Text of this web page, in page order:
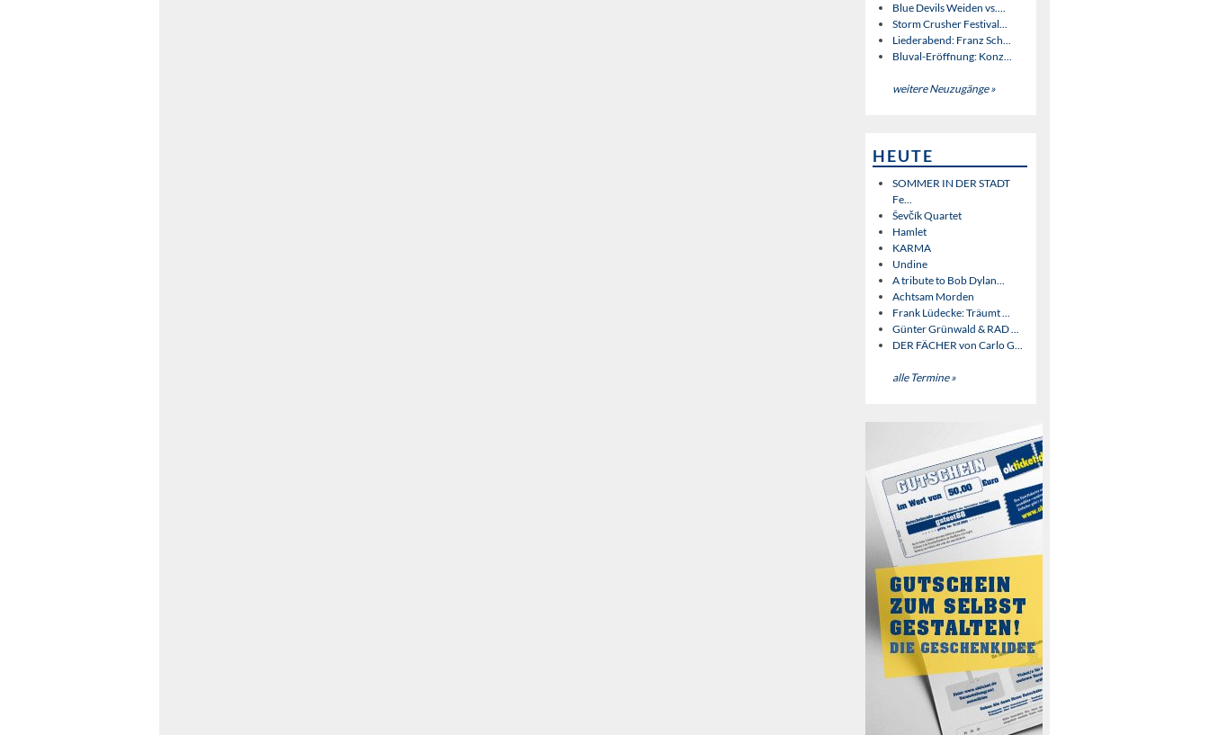
Blue Devils Weiden vs....
Storm Crusher Festival...
Liederabend: Franz Sch...
Bluval-Eröffnung: Konz...
weitere Neuzugänge »
HEUTE
SOMMER IN DER STADT
Fe...
Ševčík Quartet
Hamlet
KARMA
Undine
A tribute to Bob Dylan...
Achtsam Morden
Frank Lüdecke: Träumt ...
Günter Grünwald & RAD ...
DER FÄCHER von Carlo G...
alle Termine »